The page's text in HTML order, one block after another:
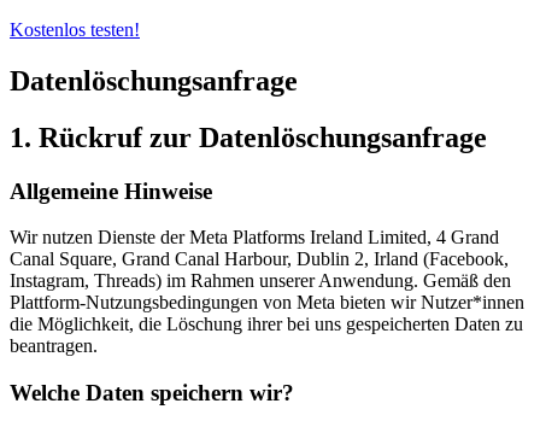
Kostenlos testen!
Datenlöschungsanfrage
1. Rückruf zur Datenlöschungsanfrage
Allgemeine Hinweise
Wir nutzen Dienste der Meta Platforms Ireland Limited, 4 Grand
Canal Square, Grand Canal Harbour, Dublin 2, Irland (Facebook,
Instagram, Threads) im Rahmen unserer Anwendung. Gemäß den
Plattform-Nutzungsbedingungen von Meta bieten wir Nutzer*innen
die Möglichkeit, die Löschung ihrer bei uns gespeicherten Daten zu
beantragen.
Welche Daten speichern wir?